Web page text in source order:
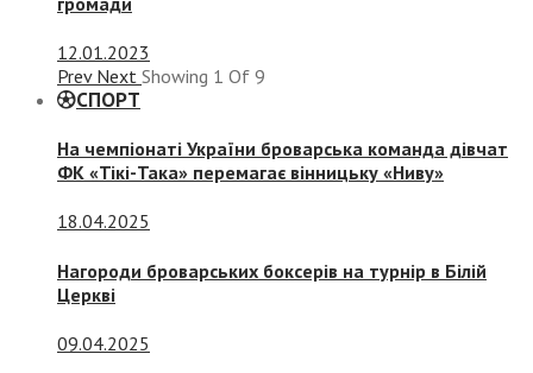
12.01.2023
Prev Next Showing 1 Of 9
СПОРТ
На чемпіонаті України броварська команда дівчат
ФК «Тікі-Така» перемагає вінницьку «Ниву»
18.04.2025
Нагороди броварських боксерів на турнір в Білій
Церкві
09.04.2025